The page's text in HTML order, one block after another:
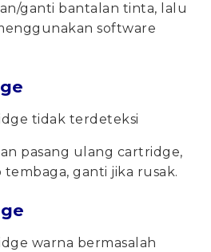
ganti bantalan tinta, lalu
software
tidak terdeteksi
pasang ulang cartridge,
ganti jika rusak.
warna bermasalah